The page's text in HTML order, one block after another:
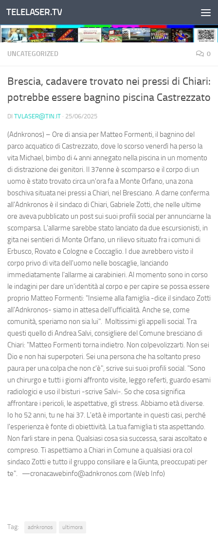
Salta al contenuto
TELELASER.TV
UNCATEGORIZED 0
Brescia, cadavere trovato nei pressi di Chiari:
potrebbe essere bagnino piscina Castrezzato
DI TVLASER@TIN.IT · 25/06/2025
(Adnkronos) – Ore di ansia per Matteo Formenti, il bagnino del
parco acquatico di Castrezzato, dove lo scorso venerdì ha perso la
vita Michael, bimbo di 4 anni annegato nella piscina in un momento
di distrazione dei genitori. Il 37enne è scomparso e il corpo di un
uomo è stato trovato circa un'ora fa a Monte Orfano, una zona
boschiva situata nei pressi a Chiari, nel Bresciano. A darne conferma
all'Adnkronos è il sindaco di Chiari, Gabriele Zotti, che nelle ultime
ore aveva pubblicato un post sui suoi profili social per annunciarne la
scomparsa. L'allarme sarebbe stato lanciato da due escursionisti, in
gita nei sentieri di Monte Orfano, un rilievo situato fra i comuni di
Erbusco, Rovato e Cologne e Coccaglio. I due avrebbero visto il
corpo privo di vita dell'uomo nelle boscaglie, lanciando
immediatamente l'allarme ai carabinieri. Al momento sono in corso
le indagini per dare un'identità al corpo e per capire se possa essere
proprio Matteo Formenti: "Insieme alla famiglia -dice il sindaco Zotti
all'Adnkronos- siamo in attesa dell'ufficialità. Anche se, come
comunità, speriamo non sia lui". Moltissimi gli appelli social. Tra
questi quello di Andrea Salvi, consigliere del Comune bresciano di
Chiari: "Matteo Formenti torna indietro. Non colpevolizzarti. Non sei
Dio e non hai superpoteri. Sei una persona che ha soltanto preso
paura per una colpa che non c'è", scrive sui suoi profili social. "Sono
un chirurgo e tutti i giorni affronto visite, leggo referti, guardo esami
radiologici e uso il bisturi -scrive Salvi-. So che cosa significa
affrontare i pericoli, le aspettative, gli stress. Abbiamo età diverse.
Io ho 52 anni, tu ne hai 37. L'età è importante in questi casi, perché
l'esperienza è fonte di obiettività. La tua famiglia ti sta aspettando.
Non farli stare in pena. Qualsiasi cosa sia successa, sarai ascoltato e
compreso. Ti aspettiamo a Chiari in Comune a qualsiasi ora col
sindaco Zotti e tutto il gruppo consiliare e la Giunta, preoccupati per
te". —cronacawebinfo@adnkronos.com (Web Info)
Tag: adnkronos ultimora